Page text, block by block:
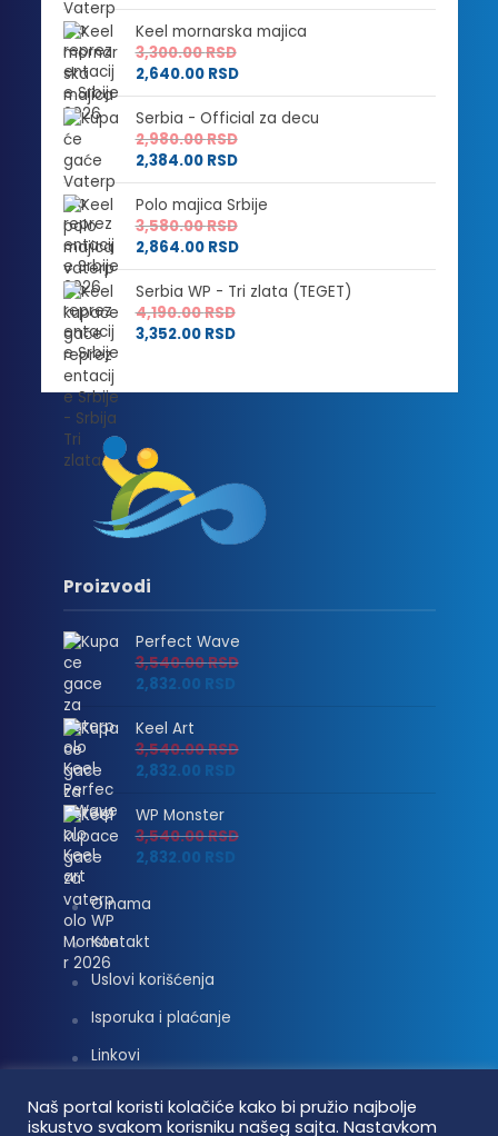
Keel mornarska majica
3,300.00RSD
2,640.00 RSD
Serbia - Official za decu
2,980.00RSD
2,384.00 RSD
Polo majica Srbije
3,580.00RSD
2,864.00 RSD
Serbia WP - Tri zlata (TEGET)
4,190.00RSD
3,352.00 RSD
Proizvodi
Perfect Wave
3,540.00RSD
2,832.00 RSD
Keel Art
3,540.00RSD
2,832.00 RSD
WP Monster
3,540.00RSD
2,832.00 RSD
O nama
Kontakt
Uslovi korišćenja
Isporuka i plaćanje
Linkovi
Naš portal koristi kolačiće kako bi pružio najbolje
iskustvo svakom korisniku našeg sajta. Nastavkom